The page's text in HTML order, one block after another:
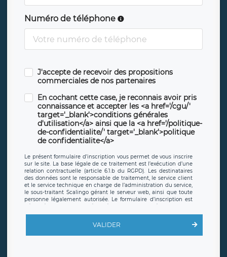
Numéro de téléphone
J'accepte de recevoir des propositions
commerciales de nos partenaires
En cochant cette case, je reconnais avoir pris
connaissance et accepter les <a href='/cgu/'
target='_blank'>conditions générales
d'utilisation</a> ainsi que la <a href='/politique-
de-confidentialite/' target='_blank'>politique
de confidentialite</a>
Le présent formulaire d’inscription vous permet de vous inscrire
sur le site. La base légale de ce traitement est l’exécution d’une
relation contractuelle (article 6.1.b du RGPD). Les destinataires
des données sont le responsable de traitement, le service client
et le service technique en charge de l’administration du service,
le sous-traitant Scalingo gérant le serveur web, ainsi que toute
personne légalement autorisée. Le formulaire d’inscription est
offrant desclauses de protection conformes au RGPD. Les
en sollicite la suppression, étant entendu que vous pouvez
demander la suppression de vos données et retirer votre
VALIDER